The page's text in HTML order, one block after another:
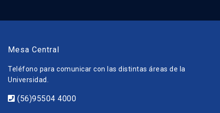
Mesa Central
Teléfono para comunicar con las distintas áreas de la
Universidad.
(56)95504 4000